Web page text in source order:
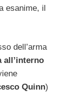
esanime, il
dell’arma
all’interno
Quinn)